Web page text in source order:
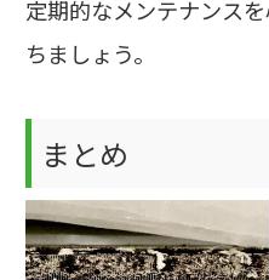
定期的なメンテナンス
ちましょう。
まとめ